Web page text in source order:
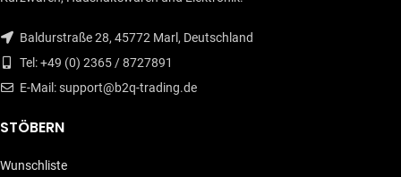
Baldurstraße 28, 45772 Marl, Deutschland
Tel: +49 (0) 2365 / 8727891
E-Mail: support@b2q-trading.de
STÖBERN
Wunschliste